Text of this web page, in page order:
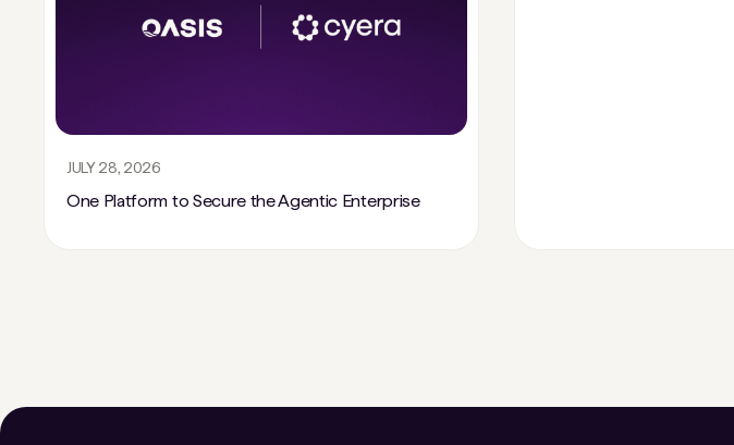
JULY 28, 2026
One Platform to Secure the Agentic Enterprise